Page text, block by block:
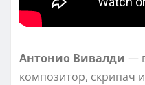
Антонио Вивалди —
композитор, скрипач